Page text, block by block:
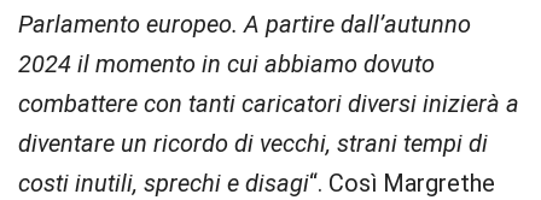
Parlamento europeo. A partire dall’autunno
2024 il momento in cui abbiamo dovuto
combattere con tanti caricatori diversi inizierà a
diventare un ricordo di vecchi, strani tempi di
costi inutili, sprechi e disagi“. Così Margrethe